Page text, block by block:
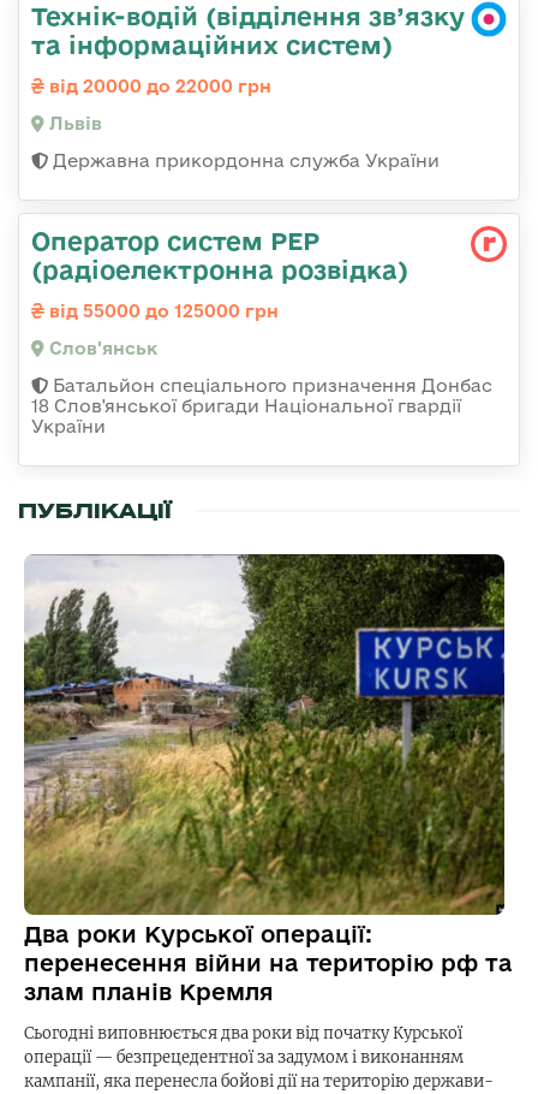
Технік-водій (відділення зв’язку
та інформаційних систем)
від 20000 до 22000 грн
Львів
Державна прикордонна служба України
Оператор систем РЕР
(радіоелектронна розвідка)
від 55000 до 125000 грн
Слов'янськ
Батальйон спеціального призначення Донбас
18 Слов'янської бригади Національної гвардії
України
ПУБЛІКАЦІЇ
Два роки Курської операції:
перенесення війни на територію рф та
злам планів Кремля
Сьогодні виповнюється два роки від початку Курської
операції — безпрецедентної за задумом і виконанням
кампанії, яка перенесла бойові дії на територію держави-